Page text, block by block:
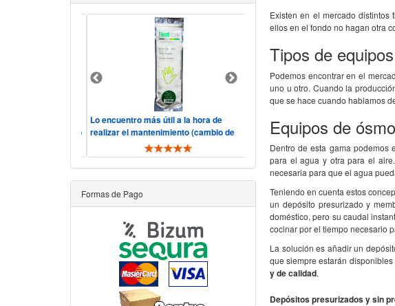
Existen en el mercado distintos
ellos en el fondo no hagan otra
Tipos de
Podemos encontrar en el
uno u otro. Cuando la
que se hace cuando hablamos
Equipos de
Dentro de esta gama podemos
para el agua y otra para el
necesaria para que el agua
Teniendo en cuenta estos
un depósito presurizado y
doméstico, pero su caudal
cocinar por el tiempo necesario
La solución es añadir un
que siempre estarán
y de calidad.
Depósitos presurizados y sin
Lo encuentro más útil a la hora de
realizar el mantenimiento (cambio de
filtros y membrana). De toda ..
Hola, considero que he recibido un
servicio correcto. La atención
telefónica ha sido útil con un tra ..
Formas de Pago